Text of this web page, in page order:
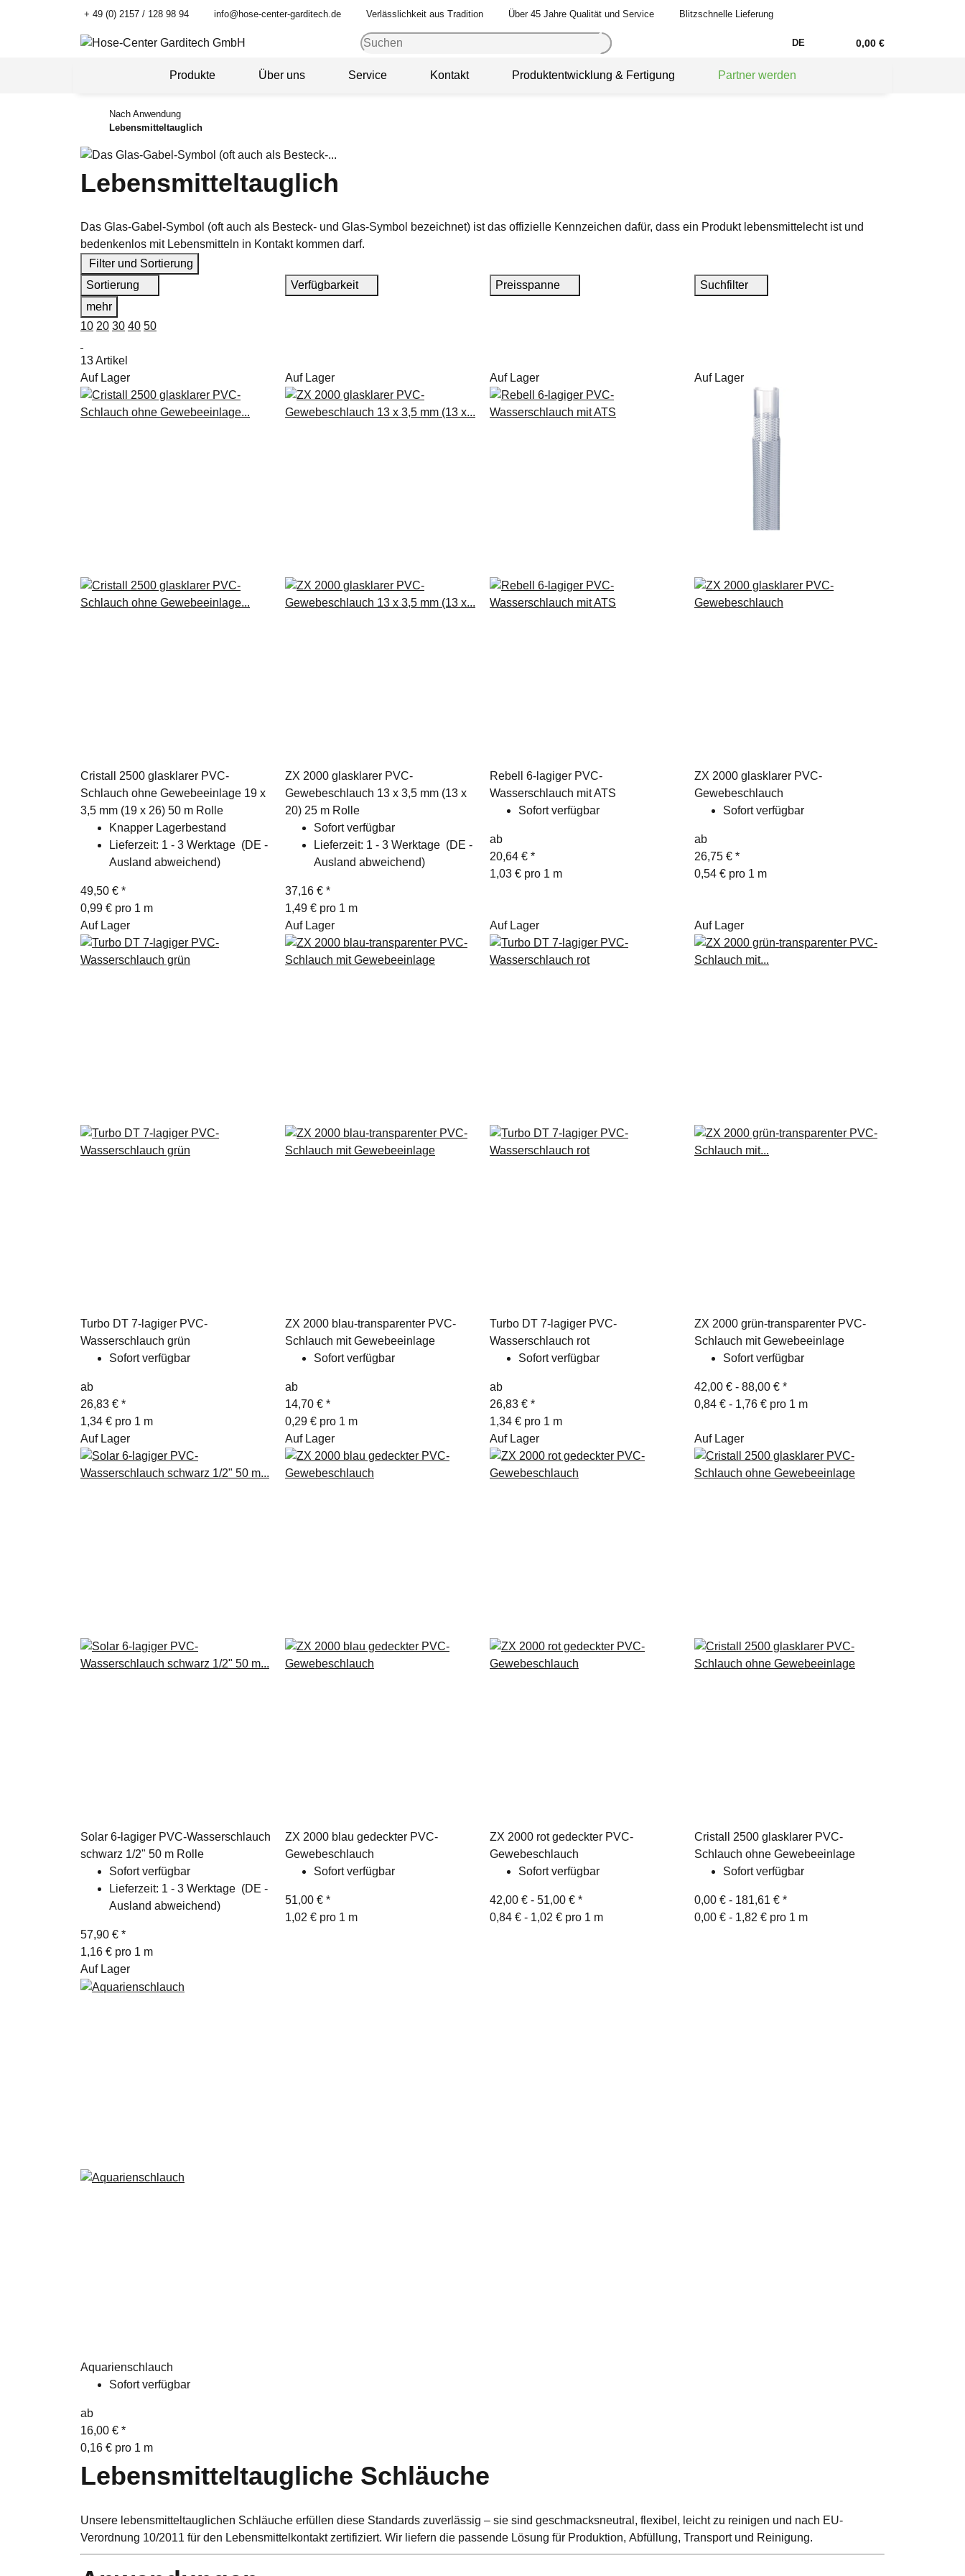
+ 49 (0) 2157 / 128 98 94 info@hose-center-garditech.de Verlässlichkeit aus Tradition Über 45 Jahre Qualität und Service Blitzschnelle Lieferung
DE 0,00 €
Produkte Über uns Service Kontakt Produktentwicklung & Fertigung Partner werden
Nach Anwendung
Lebensmitteltauglich
Lebensmitteltauglich
Das Glas-Gabel-Symbol (oft auch als Besteck- und Glas-Symbol bezeichnet) ist das offizielle Kennzeichen dafür, dass ein Produkt lebensmittelecht ist und
bedenkenlos mit Lebensmitteln in Kontakt kommen darf.
Filter und Sortierung
Sortierung
Verfügbarkeit Preisspanne
Suchfilter
mehr
10 20 30 40 50
13 Artikel
Auf Lager
Cristall 2500 glasklarer PVC-
Schlauch ohne Gewebeeinlage 19 x
3,5 mm (19 x 26) 50 m Rolle
Knapper Lagerbestand
Lieferzeit: 1 - 3 Werktage (DE -
Ausland abweichend)
49,50 € *
0,99 € pro 1 m
Auf Lager
ZX 2000 glasklarer PVC-
Gewebeschlauch 13 x 3,5 mm (13 x
20) 25 m Rolle
Sofort verfügbar
Lieferzeit: 1 - 3 Werktage (DE -
Ausland abweichend)
37,16 € *
1,49 € pro 1 m
Auf Lager
Rebell 6-lagiger PVC-
Wasserschlauch mit ATS
Sofort verfügbar
ab
20,64 € *
1,03 € pro 1 m
Auf Lager
ZX 2000 glasklarer PVC-
Gewebeschlauch
Sofort verfügbar
ab
26,75 € *
0,54 € pro 1 m
Auf Lager
Turbo DT 7-lagiger PVC-
Wasserschlauch grün
Sofort verfügbar
ab
26,83 € *
1,34 € pro 1 m
Auf Lager
ZX 2000 blau-transparenter PVC-
Schlauch mit Gewebeeinlage
Sofort verfügbar
ab
14,70 € *
0,29 € pro 1 m
Auf Lager
Turbo DT 7-lagiger PVC-
Wasserschlauch rot
Sofort verfügbar
ab
26,83 € *
1,34 € pro 1 m
Auf Lager
ZX 2000 grün-transparenter PVC-
Schlauch mit Gewebeeinlage
Sofort verfügbar
42,00 € - 88,00 € *
0,84 € - 1,76 € pro 1 m
Auf Lager
Solar 6-lagiger PVC-Wasserschlauch
schwarz 1/2" 50 m Rolle
Sofort verfügbar
Lieferzeit: 1 - 3 Werktage (DE -
Ausland abweichend)
57,90 € *
1,16 € pro 1 m
Auf Lager
ZX 2000 blau gedeckter PVC-
Gewebeschlauch
Sofort verfügbar
51,00 € *
1,02 € pro 1 m
Auf Lager
ZX 2000 rot gedeckter PVC-
Gewebeschlauch
Sofort verfügbar
42,00 € - 51,00 € *
0,84 € - 1,02 € pro 1 m
Auf Lager
Cristall 2500 glasklarer PVC-
Schlauch ohne Gewebeeinlage
Sofort verfügbar
0,00 € - 181,61 € *
0,00 € - 1,82 € pro 1 m
Auf Lager
Aquarienschlauch
Sofort verfügbar
ab
16,00 € *
0,16 € pro 1 m
Lebensmitteltaugliche Schläuche
Unsere lebensmitteltauglichen Schläuche erfüllen diese Standards zuverlässig – sie sind geschmacksneutral, flexibel, leicht zu reinigen und nach EU-
Verordnung 10/2011 für den Lebensmittelkontakt zertifiziert. Wir liefern die passende Lösung für Produktion, Abfüllung, Transport und Reinigung.